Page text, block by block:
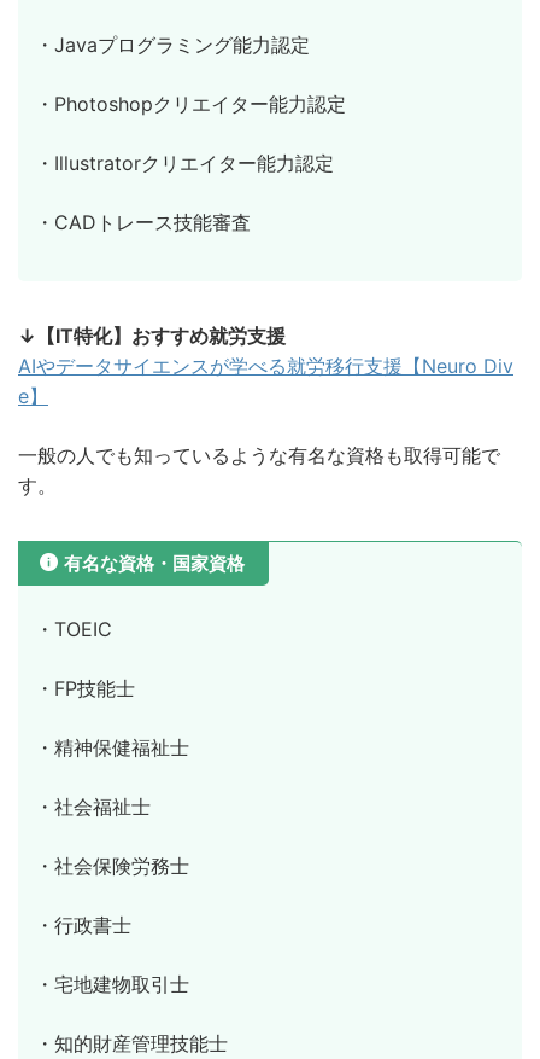
・Javaプログラミング能力認定
・Photoshopクリエイター能力認定
・Illustratorクリエイター能力認定
・CADトレース技能審査
↓【IT特化】おすすめ就労支援
AIやデータサイエンスが学べる就労移行支援【Neuro Div
e】
一般の人でも知っているような有名な資格も取得可能で
す。
有名な資格・国家資格
・TOEIC
・FP技能士
・精神保健福祉士
・社会福祉士
・社会保険労務士
・行政書士
・宅地建物取引士
・知的財産管理技能士